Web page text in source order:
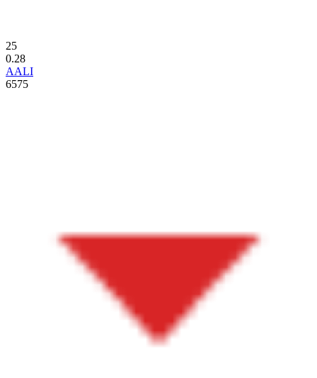
25
0.28
AALI
6575